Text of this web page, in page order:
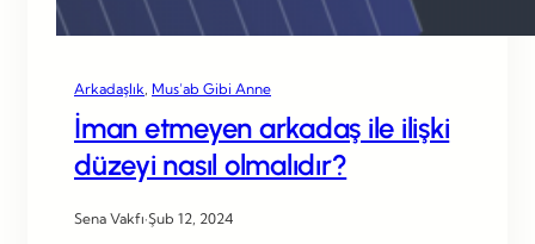
Arkadaşlık Mus’ab Gibi Anne
İman etmeyen arkadaş ile ilişki
düzeyi nasıl olmalıdır?
Sena Vakfı·Şub 12, 2024